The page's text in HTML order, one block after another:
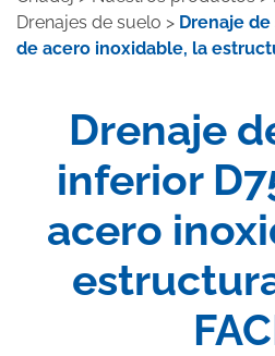
Drenajes de suelo > Drenaje
de acero inoxidable, la
Drenaje
inferior
acero